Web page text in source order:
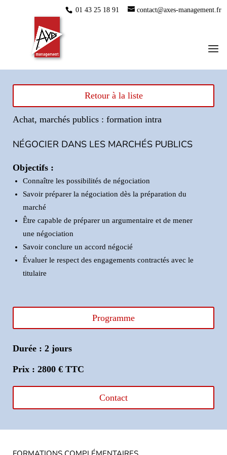
01 43 25 18 91 contact@axes-management.fr
Retour à la liste
Achat, marchés publics : formation intra
NÉGOCIER DANS LES MARCHÉS PUBLICS
Objectifs :
Connaître les possibilités de négociation
Savoir préparer la négociation dès la préparation du
marché
Être capable de préparer un argumentaire et de mener
une négociation
Savoir conclure un accord négocié
Évaluer le respect des engagements contractés avec le
titulaire
Programme
Durée : 2 jours
Prix : 2800 € TTC
Contact